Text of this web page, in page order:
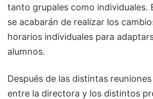
tanto grupales como individuales.
se acabarán de realizar los
horarios individuales para
alumnos.
Después de las distintas
entre la directora y los distintos